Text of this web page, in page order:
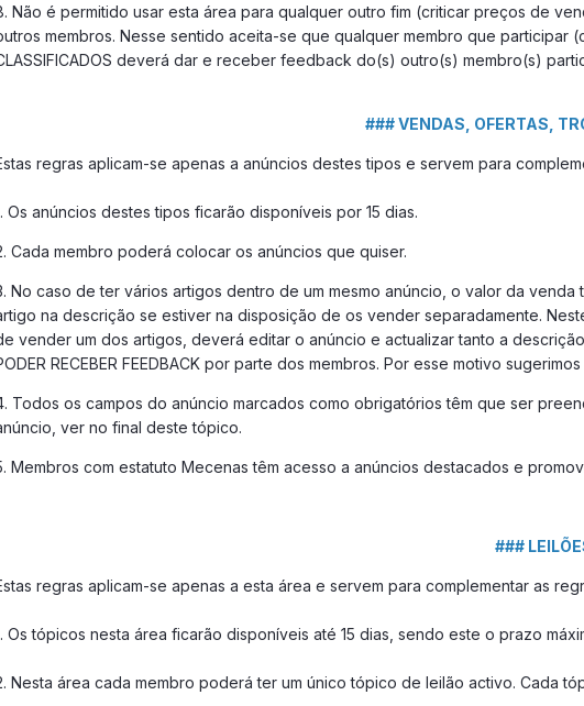
Não é permitido usar esta área para qualquer outro fim (criticar preços de
membros. Nesse sentido aceita-se que qualquer membro que participar
deverá dar e receber feedback do(s) outro(s) membro(s)
### VENDAS, OFERTAS,
regras aplicam-se apenas a anúncios destes tipos e servem para
Os anúncios destes tipos ficarão disponíveis por 15 dias.
Cada membro poderá colocar os anúncios que quiser.
No caso de ter vários artigos dentro de um mesmo anúncio, o valor da
na descrição se estiver na disposição de os vender separadamente.
vender um dos artigos, deverá editar o anúncio e actualizar tanto a
RECEBER FEEDBACK por parte dos membros. Por esse motivo
Todos os campos do anúncio marcados como obrigatórios têm que ser
ver no final deste tópico.
Membros com estatuto Mecenas têm acesso a anúncios destacados e
###
regras aplicam-se apenas a esta área e servem para complementar as
Os tópicos nesta área ficarão disponíveis até 15 dias, sendo este o prazo
Nesta área cada membro poderá ter um único tópico de leilão activo. Cada